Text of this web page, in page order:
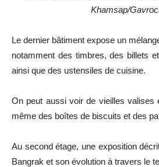
Khamsap/
Le dernier bâtiment expose un
notamment des timbres, des billets
ainsi que des ustensiles de cuisine.
On peut aussi voir de vieilles valises
même des boîtes de biscuits et des
Au second étage, une exposition
Bangrak et son évolution à travers le